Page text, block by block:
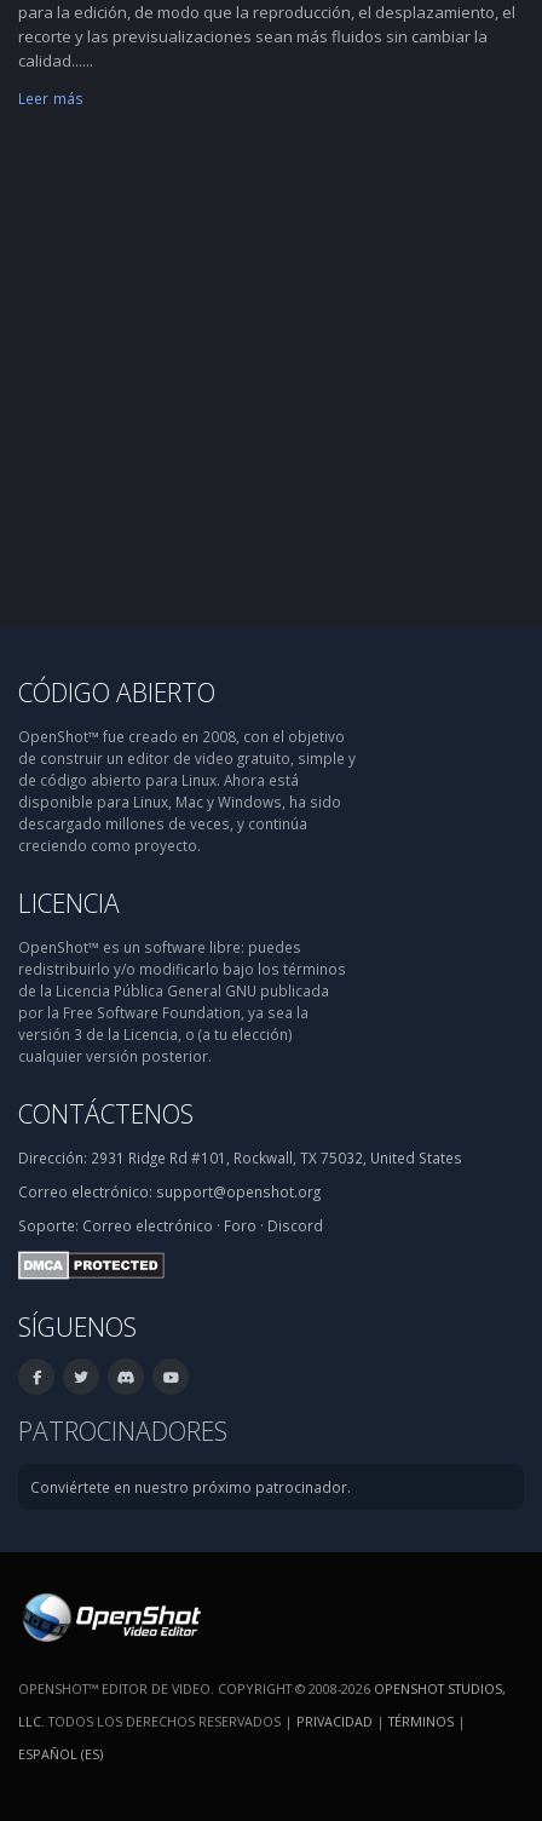
para la edición, de modo que la reproducción, el desplazamiento, el
recorte y las previsualizaciones sean más fluidos sin cambiar la
calidad......
Leer más
CÓDIGO ABIERTO
OpenShot™ fue creado en 2008, con el objetivo
de construir un editor de video gratuito, simple y
de código abierto para Linux. Ahora está
disponible para Linux, Mac y Windows, ha sido
descargado millones de veces, y continúa
creciendo como proyecto.
LICENCIA
OpenShot™ es un software libre: puedes
redistribuirlo y/o modificarlo bajo los términos
de la Licencia Pública General GNU publicada
por la Free Software Foundation, ya sea la
versión 3 de la Licencia, o (a tu elección)
cualquier versión posterior.
CONTÁCTENOS
Dirección: 2931 Ridge Rd #101, Rockwall, TX 75032, United States
Correo electrónico: support@openshot.org
Soporte: Correo electrónico · Foro · Discord
SÍGUENOS
PATROCINADORES
Conviértete en nuestro próximo patrocinador.
OPENSHOT™ EDITOR DE VIDEO. COPYRIGHT © 2008-2026 OPENSHOT STUDIOS,
LLC . TODOS LOS DERECHOS RESERVADOS | PRIVACIDAD |TÉRMINOS |
ESPAÑOL (ES)